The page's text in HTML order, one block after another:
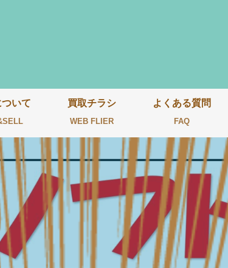
いて 買取チラシ
WEB FLIER
よくある質問
FAQ